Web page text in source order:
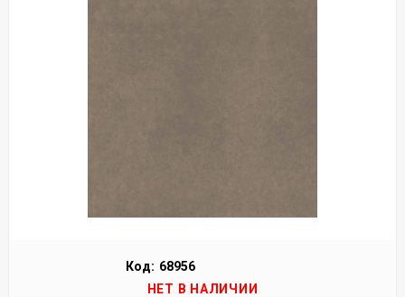
Код: 68956
НЕТ В НАЛИЧИИ